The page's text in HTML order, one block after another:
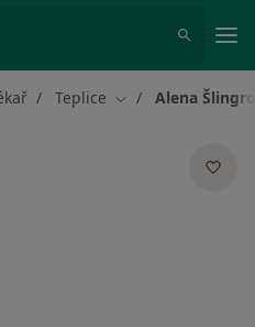
Teplice Změna města
Alena